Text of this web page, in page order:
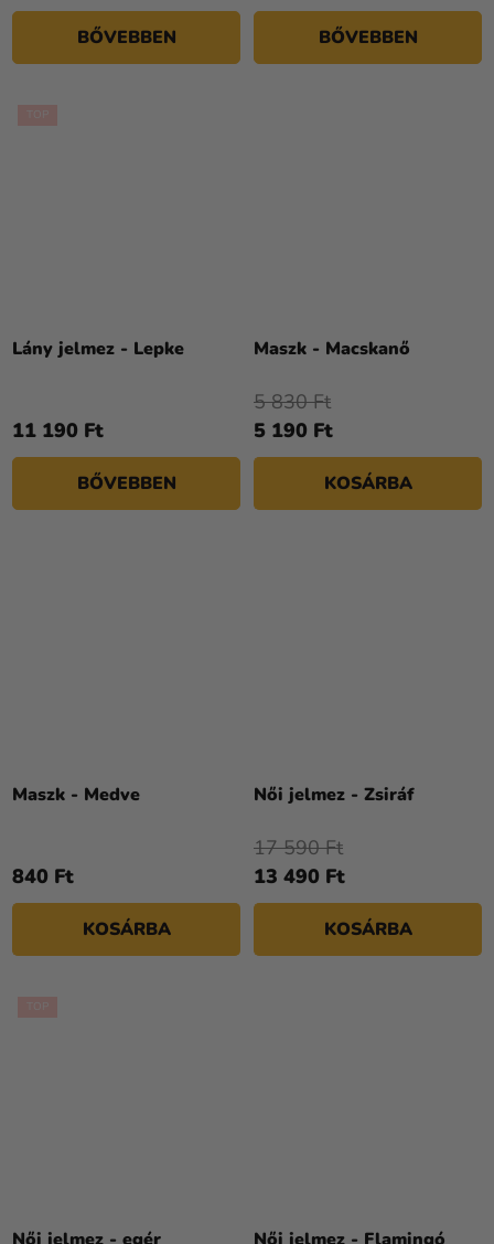
BŐVEBBEN
4,1
csillag.
BŐVEBBEN
Lány jelmez - Lepke
11 190 Ft
BŐVEBBEN
Maszk - Macskanő
5 190 Ft
5 830 Ft
KOSÁRBA
Maszk - Medve
840 Ft
KOSÁRBA
Női jelmez - Zsiráf
13 490 Ft
17 590 Ft
KOSÁRBA
termék